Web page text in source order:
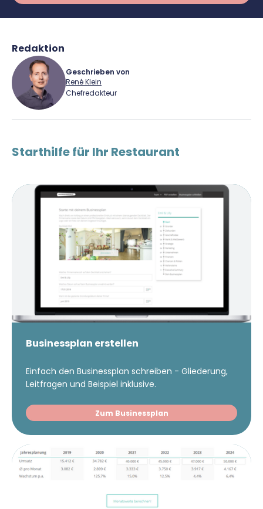
Redaktion
Geschrieben von
René Klein
Chefredakteur
Für-Gründer.de Redaktion
Seit 2010 ist René als Gründer von Für-
Gründer.de Teil der deutschen
Gründerlandschaft. Seine Mission:
Gründerinnen und Gründern praxisnahe
Inhalte und echte Insights an die Hand zu
geben. Das tut er als Chefredakteur,
Podcast-Host, Webinar-Moderator und auf
unserem YouTube-Kanal.
Er ist Interviewpartner in anderen Medien
Gründungsthemen.
Starthilfe für Ihr Restaurant
Businessplan erstellen
Einfach den Businessplan schreiben - Gliederung,
Leitfragen und Beispiel inklusive.
Zum Businessplan